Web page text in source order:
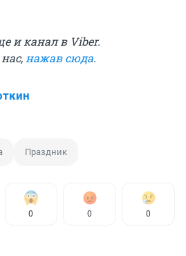
и канал в Viber.
нажав сюда.
Праздник
0 0 0